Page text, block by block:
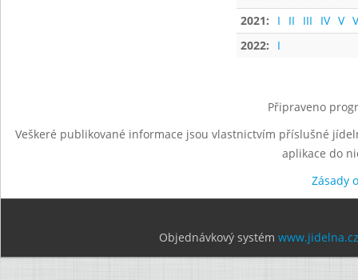
2021:
I II III IV V
2022:
I
Připraveno
Veškeré publikované informace jsou vlastnictvím příslušné
aplikace do
Zásady
Objednávkový systém www.jidelna.cz